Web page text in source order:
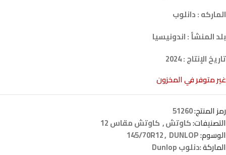
الماركه : دانلوب
بلد المنشأ : اندونيسيا
تاريخ الإنتاج : 2024
غير متوفر في المخزون
رمز المنتج:51260
التصنيفات:كاوتش, كاوتش مقاس 12
الوسوم:
145/70R12, DUNLOP
الماركة :دنلوب Dunlop